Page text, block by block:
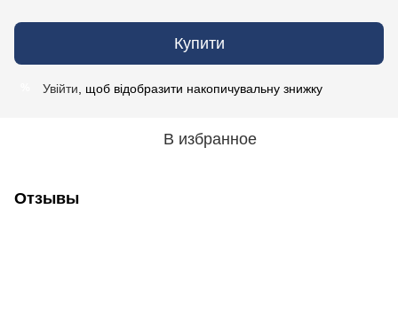
Купити
Увійти , щоб відобразити накопичувальну знижку
В избранное
Отзывы